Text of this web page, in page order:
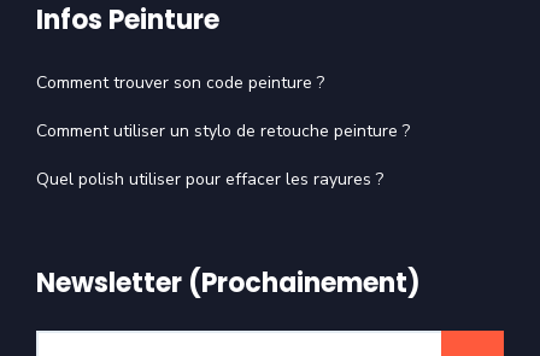
Infos Peinture
Comment trouver son code peinture ?
Comment utiliser un stylo de retouche peinture ?
Quel polish utiliser pour effacer les rayures ?
Newsletter (Prochainement)